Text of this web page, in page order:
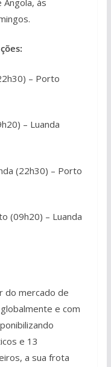
– Porto
– Luanda
(22h30) – Porto
(09h20) – Luanda
do mercado de
e com
e 13
a sua frota